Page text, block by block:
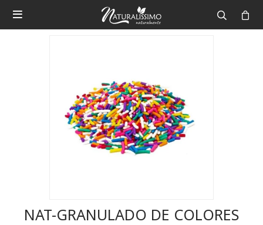

NAT-GRANULADO DE COLORES